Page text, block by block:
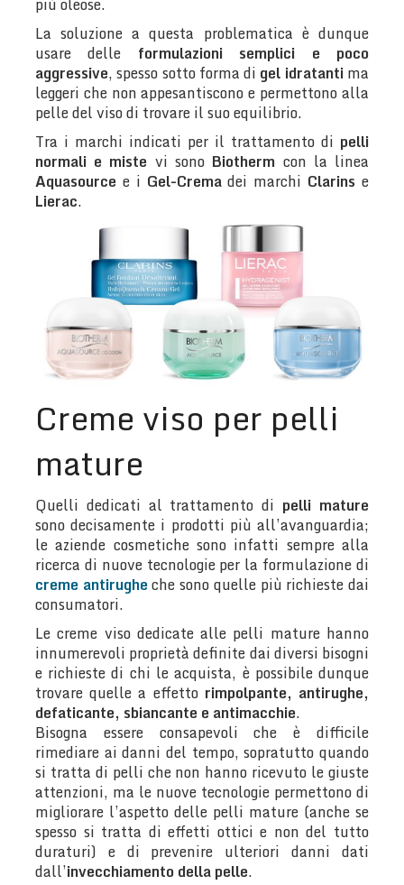
La soluzione a questa problematica è dunque
usare delle formulazioni semplici e poco
aggressive, spesso sotto forma di gel idratantima
leggeri che non appesantiscono e permettono alla
pelle del viso di trovare il suo equilibrio.
Tra i marchi indicati per il trattamento di pelli
normali e miste vi sono Biotherm con la linea
Aquasourcee i Gel-Cremadei marchi Clarins e
Lierac.
Creme viso per pelli
mature
Quelli dedicati al trattamento di pelli mature
sono decisamente i prodotti più all’avanguardia;
le aziende cosmetiche sono infatti sempre alla
ricerca di nuove tecnologie per la formulazione di
creme antirugheche sono quelle più richieste dai
consumatori.
Le creme viso dedicate alle pelli mature hanno
innumerevoli proprietà definite dai diversi bisogni
e richieste di chi le acquista, è possibile dunque
trovare quelle a effetto rimpolpante, antirughe,
defaticante, sbiancante e antimacchie.
Bisogna essere consapevoli che è difficile
rimediare ai danni del tempo, sopratutto quando
si tratta di pelli che non hanno ricevuto le giuste
attenzioni, ma le nuove tecnologie permettono di
migliorare l’aspetto delle pelli mature (anche se
spesso si tratta di effetti ottici e non del tutto
duraturi) e di prevenire ulteriori danni dati
dall’invecchiamento della pelle.